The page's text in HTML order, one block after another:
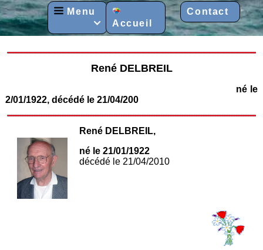
Menu
 Accueil
Contact
René DELBREIL
né le
2/01/1922, décédé le 21/04/200
René DELBREIL,
né le 21/01/1922
décédé le 21/04/2010